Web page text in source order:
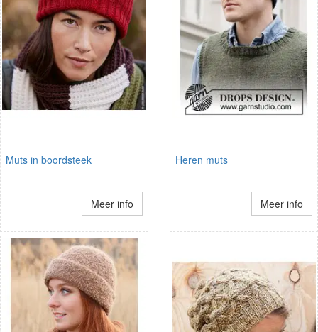
Muts in boordsteek
Meer info
Heren muts
Meer info